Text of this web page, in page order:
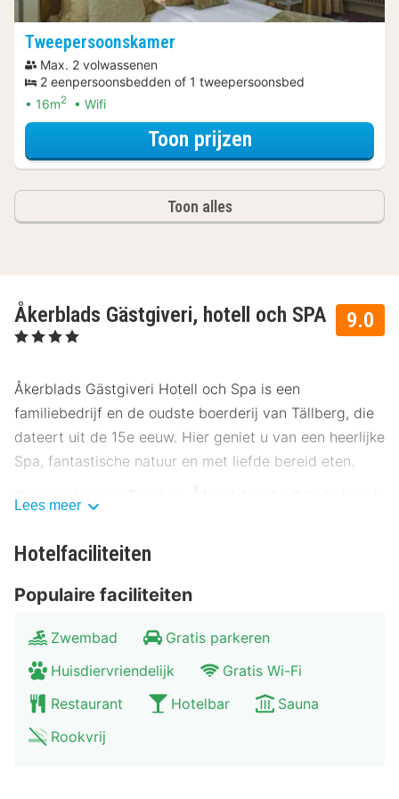
Tweepersoonskamer
Max. 2 volwassenen
2 eenpersoonsbedden of 1 tweepersoonsbed
16m2 Wifi
Toon prijzenvoor
Toon alles
9.0
Åkerblads Gästgiveri, hotell och SPA
, 4 Sterren
Åkerblads Gästgiveri Hotell och Spa is een
familiebedrijf en de oudste boerderij van Tällberg, die
dateert uit de 15e eeuw. Hier geniet u van een heerlijke
Spa, fantastische natuur en met liefde bereid eten.
Omgeving en ligging Åkerblands Gästgiveri
meter van de dichtstbijzijnde bushalte en op 2
grotere stad Leksand is het iets meer dan anderhalve
kilometer.) De luchthaven van Dala ligt op ongeveer
10,5 kilometer afstand en u die met de auto komt, kunt
gratis parkeren bij het hotel.
Faciliteiten Åkerblands Gästgiveri
Het hotel biedt kamers voor kleine en grote groepen.
Lees meer
Hotelfaciliteiten
Populaire faciliteiten
Zwembad
Gratis parkeren
Huisdiervriendelijk
Gratis Wi-Fi
Restaurant
Hotelbar
Sauna
Rookvrij